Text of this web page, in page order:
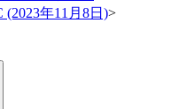
(2023年11月8日)>